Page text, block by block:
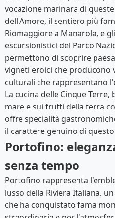
vocazione marinara di
dell'Amore, il sentiero più
Riomaggiore a Manarola, e
escursionistici del Parco
permettono di scoprire
vigneti eroici che producono
culturali che rappresentano
La cucina delle Cinque
mare e sui frutti della terra
offre specialità
il carattere genuino di
Portofino:
senza tempo
Portofino rappresenta
lusso della Riviera Italiana,
che ha conquistato fama